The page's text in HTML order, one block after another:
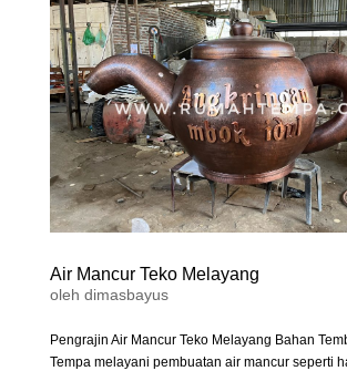
Air Mancur Teko Melayang
oleh dimasbayus
Pengrajin Air Mancur Teko Melayang Bahan
Tempa melayani pembuatan air mancur seperti